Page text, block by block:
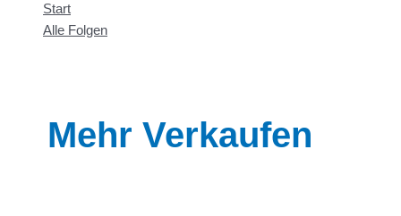
Start
Alle Folgen
Mehr Verkaufen